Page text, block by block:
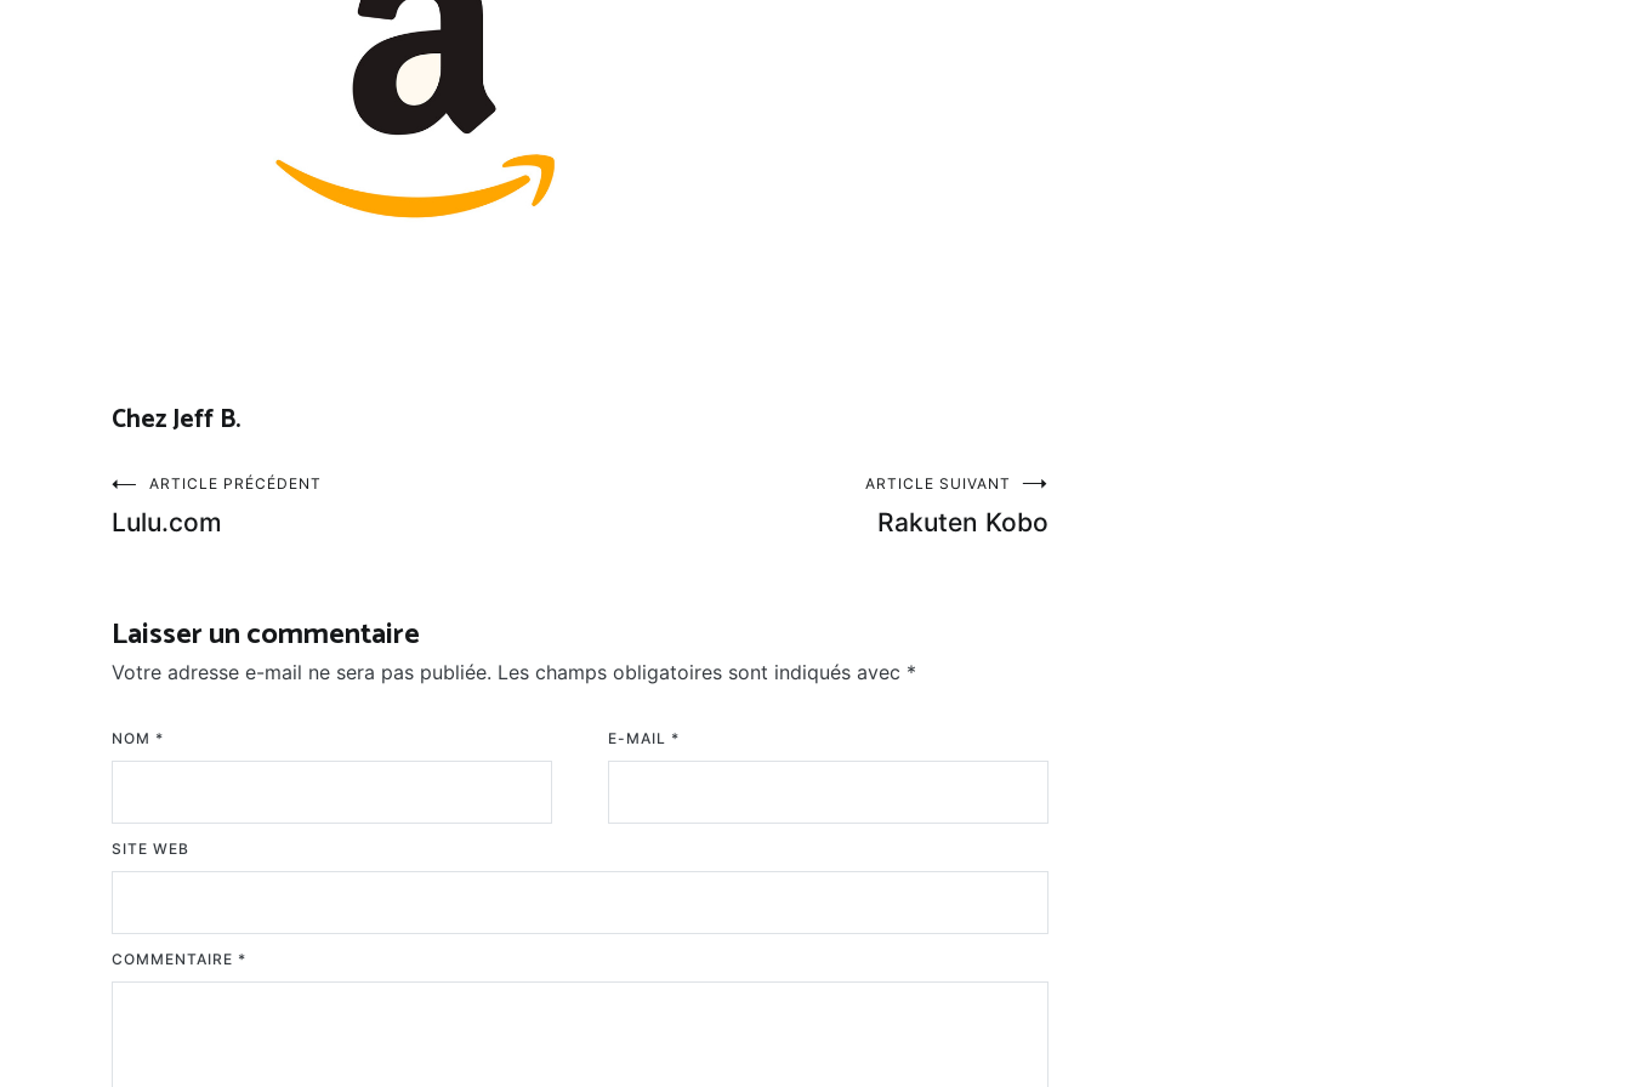
Chez Jeff B.
Navigation
l’article
ARTICLE PRÉCÉDENT
Lulu.com
ARTICLE SUIVANT
Rakuten Kobo
Laisser un commentaire
Votre adresse e-mail ne sera pas publiée. Les champs obligatoires sont indiqués avec *
NOM * E-MAIL *
SITE WEB
COMMENTAIRE *